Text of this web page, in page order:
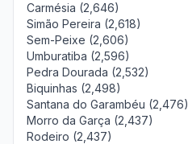
Carmésia (2,646)
Simão Pereira (2,618)
Sem-Peixe (2,606)
Umburatiba (2,596)
Pedra Dourada (2,532)
Biquinhas (2,498)
Santana do Garambéu (2,476)
Morro da Garça (2,437)
Rodeiro (2,437)